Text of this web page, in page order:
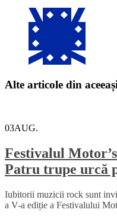
Alte articole din
03AUG.
Festivalul
Patru trupe urcă
Iubitorii muzicii rock sunt
a V-a ediție a Festivalului